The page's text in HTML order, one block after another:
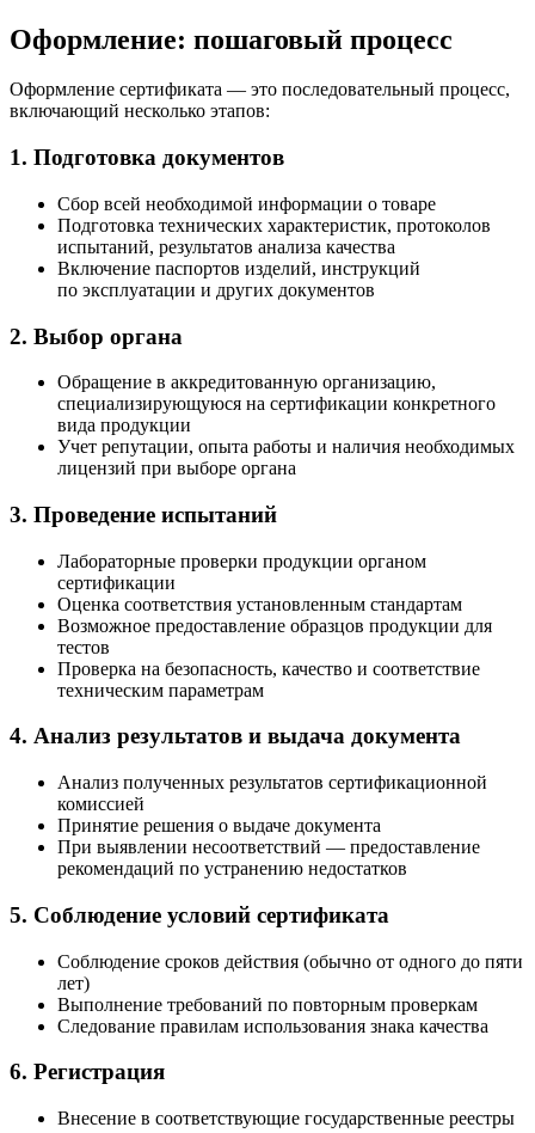
Оформление: пошаговый процесс
Оформление сертификата — это последовательный процесс,
включающий несколько этапов:
1. Подготовка документов
Сбор всей необходимой информации о товаре
Подготовка технических характеристик, протоколов
испытаний, результатов анализа качества
Включение паспортов изделий, инструкций
по эксплуатации и других документов
2. Выбор органа
Обращение в аккредитованную организацию,
специализирующуюся на сертификации конкретного
вида продукции
Учет репутации, опыта работы и наличия необходимых
лицензий при выборе органа
3. Проведение испытаний
Лабораторные проверки продукции органом
сертификации
Оценка соответствия установленным стандартам
Возможное предоставление образцов продукции для
тестов
Проверка на безопасность, качество и соответствие
техническим параметрам
4. Анализ результатов и выдача документа
Анализ полученных результатов сертификационной
комиссией
Принятие решения о выдаче документа
При выявлении несоответствий — предоставление
рекомендаций по устранению недостатков
5. Соблюдение условий сертификата
Соблюдение сроков действия (обычно от одного до пяти
лет)
Выполнение требований по повторным проверкам
Следование правилам использования знака качества
6. Регистрация
Внесение в соответствующие государственные реестры